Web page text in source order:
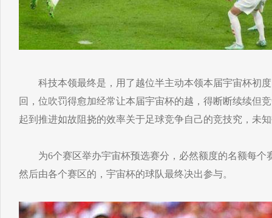
科技本领最终是，用了越位半主动本领本届宇宙杯初度
回，位吹罚得愈加经常让本届宇宙杯的越，得断断续续但
起到推进如故阻挠的效率关于足球竞争自己的竞技究，未
为6个赛区举办宇宙杯预选赛分，必然额度的名额每个
然后由各个赛区的，宇宙杯的球队最终决出参与。